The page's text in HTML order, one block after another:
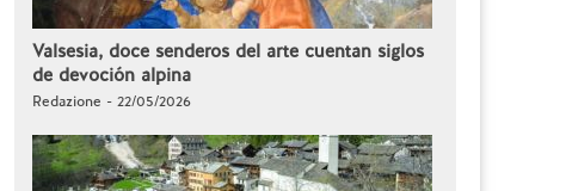
Valsesia, doce senderos del arte cuentan siglos
de devoción alpina
Redazione - 22/05/2026